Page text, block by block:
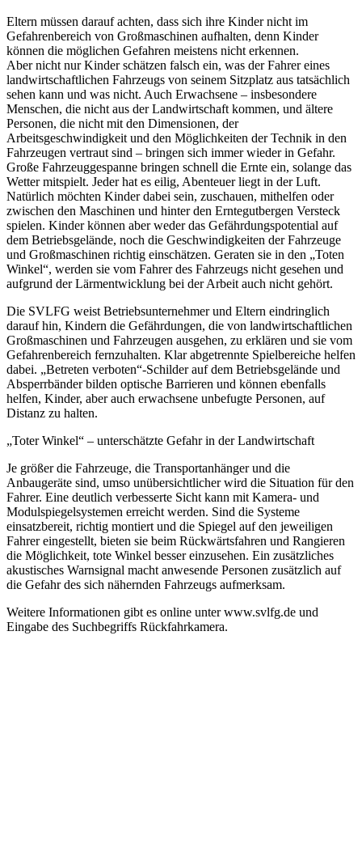
Eltern müssen darauf achten, dass sich ihre Kinder nicht im
Gefahrenbereich von Großmaschinen aufhalten, denn Kinder
können die möglichen Gefahren meistens nicht erkennen.
Aber nicht nur Kinder schätzen falsch ein, was der Fahrer eines
landwirtschaftlichen Fahrzeugs von seinem Sitzplatz aus tatsächlich
sehen kann und was nicht. Auch Erwachsene – insbesondere
Menschen, die nicht aus der Landwirtschaft kommen, und ältere
Personen, die nicht mit den Dimensionen, der
Arbeitsgeschwindigkeit und den Möglichkeiten der Technik in den
Fahrzeugen vertraut sind – bringen sich immer wieder in Gefahr.
Große Fahrzeuggespanne bringen schnell die Ernte ein, solange das
Wetter mitspielt. Jeder hat es eilig, Abenteuer liegt in der Luft.
Natürlich möchten Kinder dabei sein, zuschauen, mithelfen oder
zwischen den Maschinen und hinter den Erntegutbergen Versteck
spielen. Kinder können aber weder das Gefährdungspotential auf
dem Betriebsgelände, noch die Geschwindigkeiten der Fahrzeuge
und Großmaschinen richtig einschätzen. Geraten sie in den „Toten
Winkel“, werden sie vom Fahrer des Fahrzeugs nicht gesehen und
aufgrund der Lärmentwicklung bei der Arbeit auch nicht gehört.
Die SVLFG weist Betriebsunternehmer und Eltern eindringlich
darauf hin, Kindern die Gefährdungen, die von landwirtschaftlichen
Großmaschinen und Fahrzeugen ausgehen, zu erklären und sie vom
Gefahrenbereich fernzuhalten. Klar abgetrennte Spielbereiche helfen
dabei. „Betreten verboten“-Schilder auf dem Betriebsgelände und
Absperrbänder bilden optische Barrieren und können ebenfalls
helfen, Kinder, aber auch erwachsene unbefugte Personen, auf
Distanz zu halten.
„Toter Winkel“ – unterschätzte Gefahr in der Landwirtschaft
Je größer die Fahrzeuge, die Transportanhänger und die
Anbaugeräte sind, umso unübersichtlicher wird die Situation für den
Fahrer. Eine deutlich verbesserte Sicht kann mit Kamera- und
Modulspiegelsystemen erreicht werden. Sind die Systeme
einsatzbereit, richtig montiert und die Spiegel auf den jeweiligen
Fahrer eingestellt, bieten sie beim Rückwärtsfahren und Rangieren
die Möglichkeit, tote Winkel besser einzusehen. Ein zusätzliches
akustisches Warnsignal macht anwesende Personen zusätzlich auf
die Gefahr des sich nähernden Fahrzeugs aufmerksam.
Weitere Informationen gibt es online unter www.svlfg.de und
Eingabe des Suchbegriffs Rückfahrkamera.